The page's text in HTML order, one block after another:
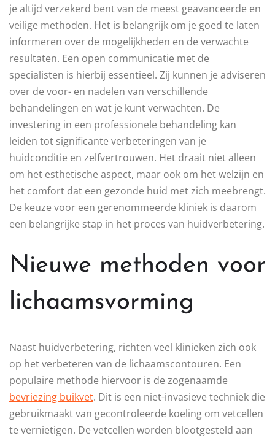
je altijd verzekerd bent van de meest geavanceerde en
veilige methoden. Het is belangrijk om je goed te laten
informeren over de mogelijkheden en de verwachte
resultaten. Een open communicatie met de
specialisten is hierbij essentieel. Zij kunnen je adviseren
over de voor- en nadelen van verschillende
behandelingen en wat je kunt verwachten. De
investering in een professionele behandeling kan
leiden tot significante verbeteringen van je
huidconditie en zelfvertrouwen. Het draait niet alleen
om het esthetische aspect, maar ook om het welzijn en
het comfort dat een gezonde huid met zich meebrengt.
De keuze voor een gerenommeerde kliniek is daarom
een belangrijke stap in het proces van huidverbetering.
Nieuwe methoden voor
lichaamsvorming
Naast huidverbetering, richten veel klinieken zich ook
op het verbeteren van de lichaamscontouren. Een
populaire methode hiervoor is de zogenaamde
bevriezing buikvet. Dit is een niet-invasieve techniek die
gebruikmaakt van gecontroleerde koeling om vetcellen
te vernietigen. De vetcellen worden blootgesteld aan